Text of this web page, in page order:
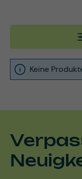
Keine